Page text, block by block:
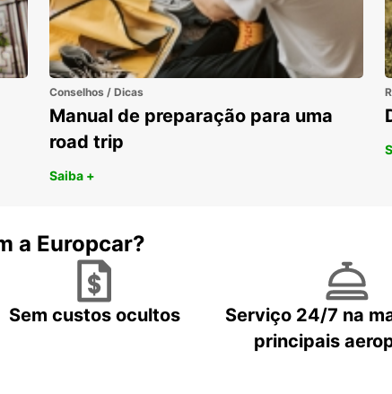
Conselhos / Dicas
Manual de preparação para uma
road trip
Saiba +
a Europcar?
Sem custos ocultos
Serviço 24/7 na
principais